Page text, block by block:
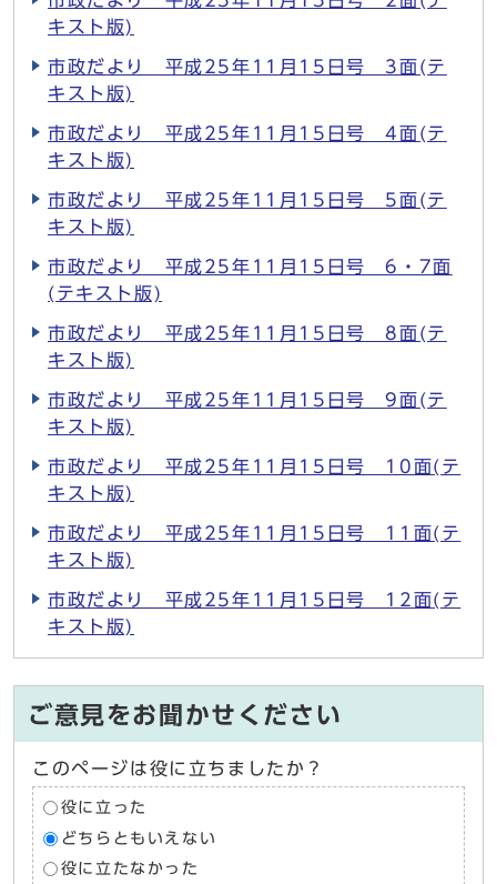
キスト版)
市政だより 平成25年11月15日号 3面(テ
キスト版)
市政だより 平成25年11月15日号 4面(テ
キスト版)
市政だより 平成25年11月15日号 5面(テ
キスト版)
市政だより 平成25年11月15日号 6・7面
(テキスト版)
市政だより 平成25年11月15日号 8面(テ
キスト版)
市政だより 平成25年11月15日号 9面(テ
キスト版)
市政だより 平成25年11月15日号 10面(テ
キスト版)
市政だより 平成25年11月15日号 11面(テ
キスト版)
市政だより 平成25年11月15日号 12面(テ
キスト版)
ご意見をお聞かせください
このページは役に立ちましたか？
役に立った
どちらともいえない
役に立たなかった